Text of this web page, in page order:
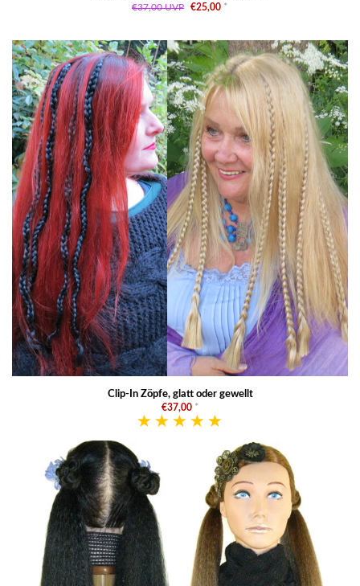
€37,00UVP €25,00 *
Clip-In Zöpfe, glatt oder gewellt
€37,00 *